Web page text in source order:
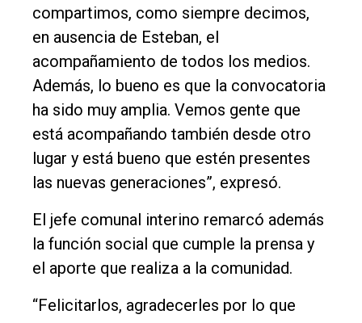
Edición
Empresa
Nosotros
Contacto
compartimos, como siempre decimos,
en ausencia de Esteban, el
acompañamiento de todos los medios.
Además, lo bueno es que la convocatoria
ha sido muy amplia. Vemos gente que
está acompañando también desde otro
lugar y está bueno que estén presentes
las nuevas generaciones”, expresó.
El jefe comunal interino remarcó además
la función social que cumple la prensa y
el aporte que realiza a la comunidad.
“Felicitarlos, agradecerles por lo que